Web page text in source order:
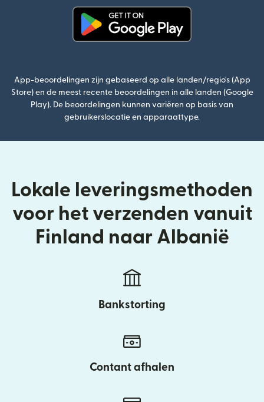
App-beoordelingen zijn gebaseerd op alle landen/regio's (App
Store) en de meest recente beoordelingen in alle landen (Google
Play). De beoordelingen kunnen variëren op basis van
gebruikerslocatie en apparaattype.
Lokale leveringsmethoden
voor het verzenden vanuit
Finland naar Albanië
Bankstorting
Contant afhalen